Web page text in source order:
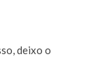
deixo o